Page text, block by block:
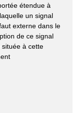
étendue à
un signal
externe dans le
de ce signal
à cette